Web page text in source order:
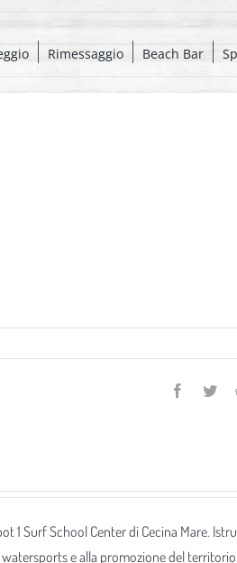
Rimessaggio Beach Bar
1 Surf School Center di Cecina Mare.
e alla promozione del